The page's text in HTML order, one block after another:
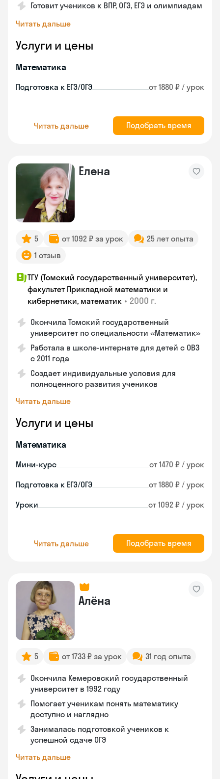
Готовит учеников к ВПР, ОГЭ, ЕГЭ и олимпиадам
Читать дальше
Услуги и цены
Математика
Подготовка к ЕГЭ/ОГЭ от 1880 ₽ / урок
Читать дальше Подобрать время
Елена
5 от 1092 ₽ за урок
25 лет опыта
1 отзыв
ТГУ (Томский государственный университет),
факультет Прикладной математики и
кибернетики, математик • 2000 г.
Окончила Томский государственный
университет по специальности «Математик»
Работала в школе-интернате для детей с ОВЗ
с 2011 года
Создает индивидуальные условия для
полноценного развития учеников
Читать дальше
Услуги и цены
Математика
Мини-курс от 1470 ₽ / урок
Подготовка к ЕГЭ/ОГЭ от 1880 ₽ / урок
Уроки от 1092 ₽ / урок
Читать дальше Подобрать время
Алёна
5 от 1733 ₽ за урок 31 год опыта
Окончила Кемеровский государственный
университет в 1992 году
Помогает ученикам понять математику
доступно и наглядно
Занималась подготовкой учеников к
успешной сдаче ОГЭ
Читать дальше